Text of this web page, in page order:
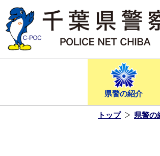
ス
キ
ま
県警の紹介
トップ 県警の